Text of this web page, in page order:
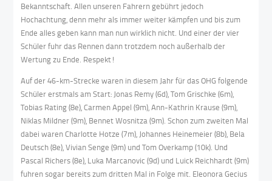
Bekanntschaft. Allen unseren Fahrern gebührt jedoch
Hochachtung, denn mehr als immer weiter kämpfen und bis zum
Ende alles geben kann man nun wirklich nicht. Und einer der vier
Schüler fuhr das Rennen dann trotzdem noch außerhalb der
Wertung zu Ende. Respekt!
Auf der 46-km-Strecke waren in diesem Jahr für das OHG folgende
Schüler erstmals am Start: Jonas Remy (6d), Tom Grischke (6m),
Tobias Rating (8e), Carmen Appel (9m), Ann-Kathrin Krause (9m),
Niklas Mildner (9m), Bennet Wosnitza (9m). Schon zum zweiten Mal
dabei waren Charlotte Hotze (7m), Johannes Heinemeier (8b), Bela
Deutsch (8e), Vivian Senge (9m) und Tom Overkamp (10k). Und
Pascal Richers (8e), Luka Marcanovic (9d) und Luick Reichhardt (9m)
fuhren sogar bereits zum dritten Mal in Folge mit. Eleonora Gecius